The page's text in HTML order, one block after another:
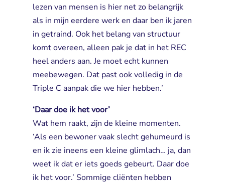
lezen van mensen is hier net zo belangrijk
als in mijn eerdere werk en daar ben ik jaren
in getraind. Ook het belang van structuur
komt overeen, alleen pak je dat in het REC
heel anders aan. Je moet echt kunnen
meebewegen. Dat past ook volledig in de
Triple C aanpak die we hier hebben.’
‘Daar doe ik het voor’
Wat hem raakt, zijn de kleine momenten.
‘Als een bewoner vaak slecht gehumeurd is
en ik zie ineens een kleine glimlach… ja, dan
weet ik dat er iets goeds gebeurt. Daar doe
ik het voor.’ Sommige cliënten hebben